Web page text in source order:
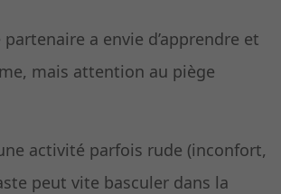
a envie d’apprendre et
mais attention au piège
activité parfois rude (inconfort,
peut vite basculer dans la